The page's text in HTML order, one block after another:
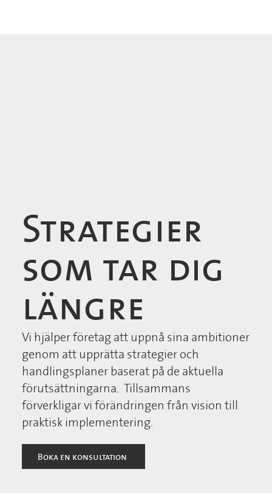
Strategier
som tar dig
längre
Vi hjälper företag att uppnå sina ambitioner
genom att upprätta strategier och
handlingsplaner baserat på de aktuella
förutsättningarna. Tillsammans
förverkligar vi förändringen från vision till
praktisk implementering.
Boka en konsultation